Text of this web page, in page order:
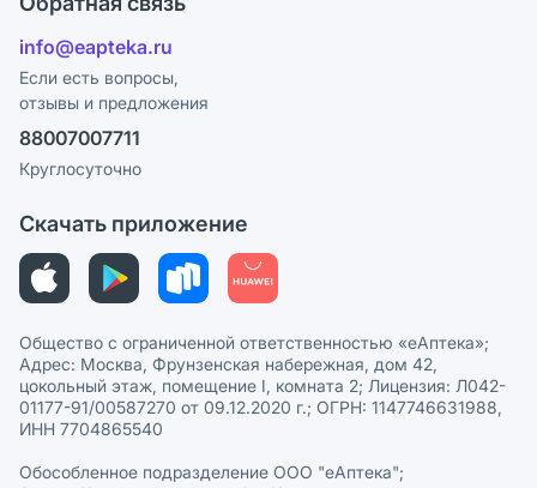
Ответы на вопросы
Блог
Лицензия
Реклама на сайте
Ваши товары на ЕАПТЕКЕ
Программа СберСпасибо
Политика конфиденциальности
Пользовательское соглашение
Политика рекомендаций
Этика и соответствие
Политика в отношении обработки персональных данных
info@eapteka.ru
Если есть вопросы,
отзывы и предложения
88007007711
Круглосуточно
Скачать приложение
Общество с ограниченной ответственностью «еАптека»;
Адрес: Москва, Фрунзенская набережная, дом 42,
цокольный этаж, помещение I, комната 2; Лицензия: Л042-
01177-91/00587270 от 09.12.2020 г.; ОГРН: 1147746631988,
ИНН 7704865540
Обособленное подразделение ООО "еАптека";